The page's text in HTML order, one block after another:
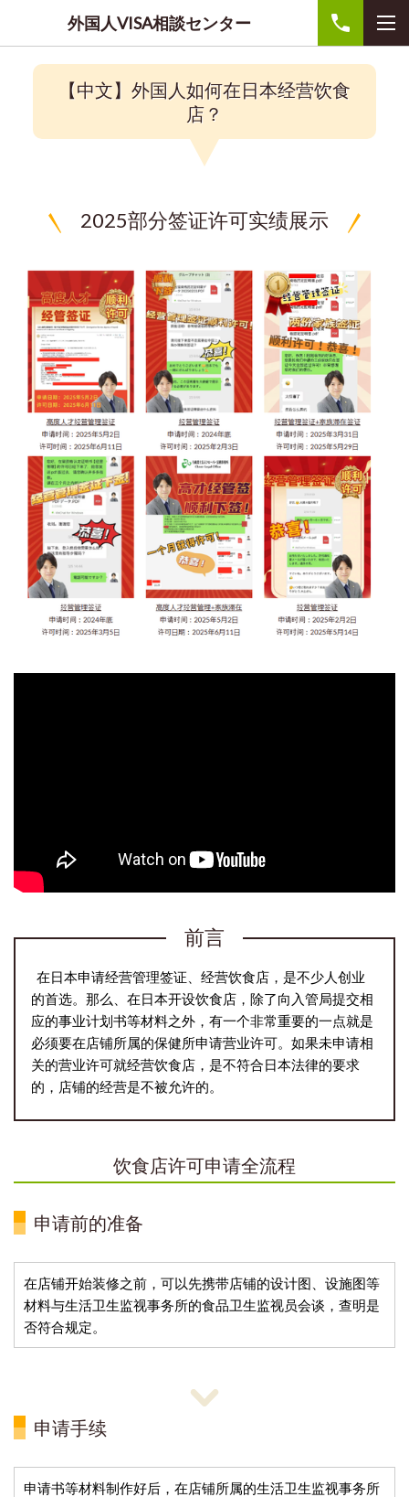
外国人VISA相談センター
【中文】外国人如何在日本经营饮食
店？
2025部分签证许可实绩展示
前言
在日本申请经营管理签证、经营饮食店，是不少人创业
的首选。那么、在日本开设饮食店，除了向入管局提交相
应的事业计划书等材料之外，有一个非常重要的一点就是
必须要在店铺所属的保健所申请营业许可。如果未申请相
关的营业许可就经营饮食店，是不符合日本法律的要求
的，店铺的经营是不被允许的。
饮食店许可申请全流程
申请前的准备
在店铺开始装修之前，可以先携带店铺的设计图、设施图等
材料与生活卫生监视事务所的食品卫生监视员会谈，查明是
否符合规定。
申请手续
申请书等材料制作好后，在店铺所属的生活卫生监视事务所